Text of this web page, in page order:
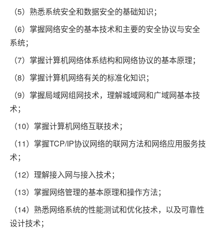
（5）熟悉系统安全和数据安全的基础知识；
（6）掌握网络安全的基本技术和主要的安全协议与安全
系统；
（7）掌握计算机网络体系结构和网络协议的基本原理；
（8）掌握计算机网络有关的标准化知识；
（9）掌握局域网组网技术，理解城域网和广域网基本技
术；
（10）掌握计算机网络互联技术；
（11）掌握TCP/IP协议网络的联网方法和网络应用服务技
术；
（12）理解接入网与接入技术；
（13）掌握网络管理的基本原理和操作方法；
（14）熟悉网络系统的性能测试和优化技术，以及可靠性
设计技术；